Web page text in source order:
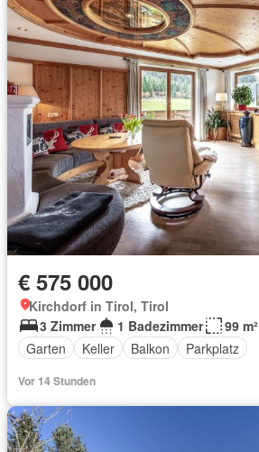
€ 575 000
Kirchdorf in Tirol, Tirol
3 Zimmer
1 Badezimmer
99 m²
Garten
Keller Balkon Parkplatz
Vor 14 Stunden